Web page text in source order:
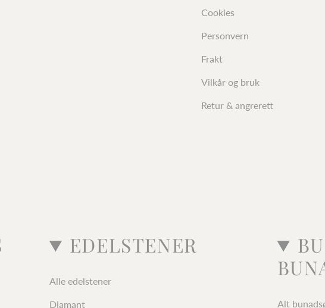
Cookies
Personvern
Frakt
Vilkår og bruk
Retur & angrerett
EDELSTENER
Alle edelstener
Diamant Alt